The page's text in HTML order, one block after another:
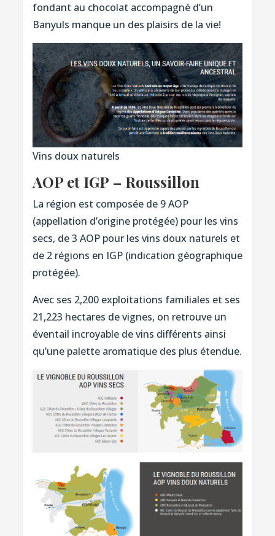
fondant au chocolat accompagné d’un
Banyuls manque un des plaisirs de la vie!
Vins doux naturels
AOP et IGP – Roussillon
La région est composée de 9 AOP
(appellation d’origine protégée) pour les vins
secs, de 3 AOP pour les vins doux naturels et
de 2 régions en IGP (indication géographique
protégée).
Avec ses 2,200 exploitations familiales et ses
21,223 hectares de vignes, on retrouve un
éventail incroyable de vins différents ainsi
qu’une palette aromatique des plus étendue.